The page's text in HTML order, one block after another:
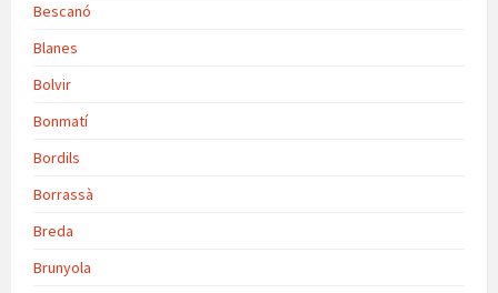
Bescanó
Blanes
Bolvir
Bonmatí
Bordils
Borrassà
Breda
Brunyola